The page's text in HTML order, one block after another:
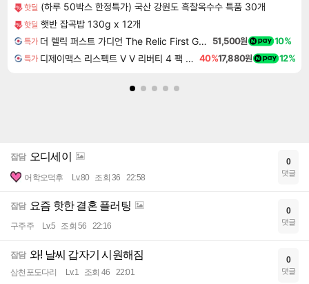
핫딜 (하루 50박스 한정특가) 국산 강원도 흑찰옥수수 특품 30개
핫딜 햇반 잡곡밥 130g x 12개
특가 더 렐릭 퍼스트 가디언 The Relic First Guardian 51,500원 10%
특가 디제이맥스 리스펙트 V V 리버티 4 팩 DJMAX RESPECT V V Liberty 4 Pack DLC 40%17,880원 12%
잡담 오디세이
어학오덕후 Lv.80 조회 36 22:58
0
댓글
잡담 요즘 핫한 결혼 플러팅
구주주 Lv.5 조회 56 22:16
0
댓글
잡담 와! 날씨 갑자기 시원해짐
삼천포도다리 Lv.1 조회 46 22:01
0
댓글